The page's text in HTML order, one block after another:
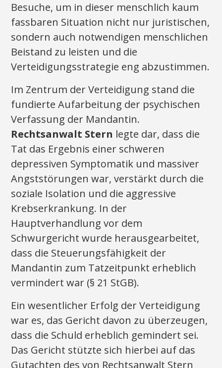
Besuche, um in dieser menschlich kaum
fassbaren Situation nicht nur juristischen,
sondern auch notwendigen menschlichen
Beistand zu leisten und die
Verteidigungsstrategie eng abzustimmen.
Im Zentrum der Verteidigung stand die
fundierte Aufarbeitung der psychischen
Verfassung der Mandantin.
Rechtsanwalt Stern legte dar, dass die
Tat das Ergebnis einer schweren
depressiven Symptomatik und massiver
Angststörungen war, verstärkt durch die
soziale Isolation und die aggressive
Krebserkrankung. In der
Hauptverhandlung vor dem
Schwurgericht wurde herausgearbeitet,
dass die Steuerungsfähigkeit der
Mandantin zum Tatzeitpunkt erheblich
vermindert war (§ 21 StGB).
Ein wesentlicher Erfolg der Verteidigung
war es, das Gericht davon zu überzeugen,
dass die Schuld erheblich gemindert sei.
Das Gericht stützte sich hierbei auf das
Gutachten des von Rechtsanwalt Stern